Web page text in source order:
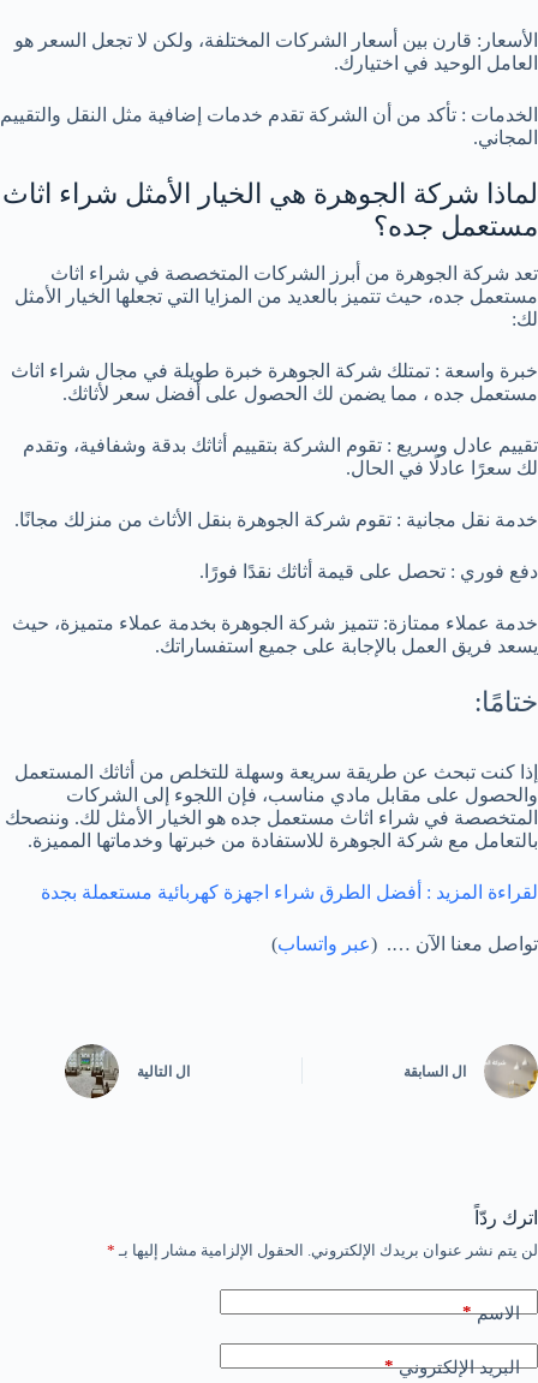
الأسعار: قارن بين أسعار الشركات المختلفة، ولكن لا تجعل السعر هو
العامل الوحيد في اختيارك.
الخدمات : تأكد من أن الشركة تقدم خدمات إضافية مثل النقل والتقييم
المجاني.
لماذا شركة الجوهرة هي الخيار الأمثل شراء اثاث
مستعمل جده؟
تعد شركة الجوهرة من أبرز الشركات المتخصصة في شراء اثاث
مستعمل جده، حيث تتميز بالعديد من المزايا التي تجعلها الخيار الأمثل
لك:
خبرة واسعة : تمتلك شركة الجوهرة خبرة طويلة في مجال شراء اثاث
مستعمل جده ، مما يضمن لك الحصول على أفضل سعر لأثاثك.
تقييم عادل وسريع : تقوم الشركة بتقييم أثاثك بدقة وشفافية، وتقدم
لك سعرًا عادلًا في الحال.
خدمة نقل مجانية : تقوم شركة الجوهرة بنقل الأثاث من منزلك مجانًا.
دفع فوري : تحصل على قيمة أثاثك نقدًا فورًا.
خدمة عملاء ممتازة: تتميز شركة الجوهرة بخدمة عملاء متميزة، حيث
يسعد فريق العمل بالإجابة على جميع استفساراتك.
ختامًا:
إذا كنت تبحث عن طريقة سريعة وسهلة للتخلص من أثاثك المستعمل
والحصول على مقابل مادي مناسب، فإن اللجوء إلى الشركات
المتخصصة في شراء اثاث مستعمل جده هو الخيار الأمثل لك. وننصحك
بالتعامل مع شركة الجوهرة للاستفادة من خبرتها وخدماتها المميزة.
لقراءة المزيد : أفضل الطرق شراء اجهزة كهربائية مستعملة بجدة
تواصل معنا الآن …. (عبر واتساب)
ال السابقة ال التالية
اترك ردّاً
لن يتم نشر عنوان بريدك الإلكتروني. الحقول الإلزامية مشار إليها بـ *
الاسم*
البريد الإلكتروني*